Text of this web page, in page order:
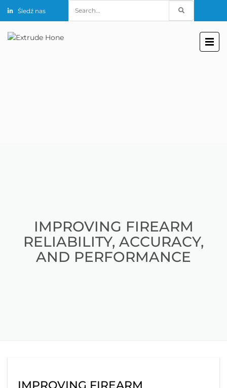
Śledź nas
for:
IMPROVING FIREARM
RELIABILITY, ACCURACY,
AND PERFORMANCE
IMPROVING FIREARM